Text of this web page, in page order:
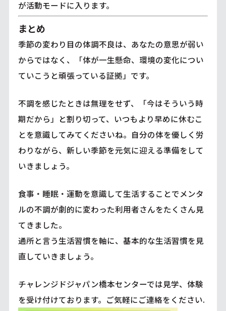
が活動モードに入ります。
まとめ
季節の変わり目の体調不良は、あなたの意思が弱い
からではなく、「体が一生懸命、環境の変化につい
ていこうと頑張っている証拠」です。
不調を感じたときは無理をせず、「今はそういう時
期だから」と割り切って、いつもより早めに休むこ
とを意識してみてくださいね。自分の体を優しく労
わりながら、新しい季節を元気に迎える準備をして
いきましょう。
食事・睡眠・運動を意識して生活することでメンタ
ルの不調が劇的に変わった利用者さんをたくさん見
てきました。
通所と言う生活習慣を軸に、基本的な生活習慣を見
直していきましょう。
チャレンジドジャパン橋本センターでは見学、体験
を受け付けております。ご気軽にご連絡をください.